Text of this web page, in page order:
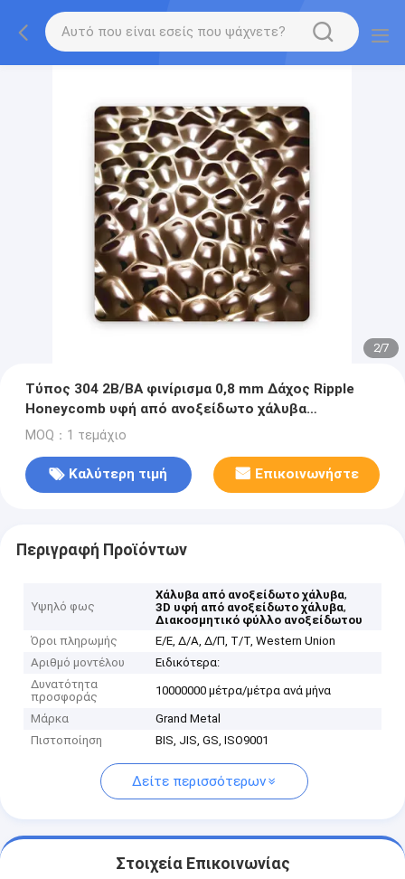
2/7
Τύπος 304 2B/BA φινίρισμα 0,8 mm Δάχος Ripple
Honeycomb υφή από ανοξείδωτο χάλυβα
αδιάβροχη μεταλλική πλάκα
MOQ：1 τεμάχιο
Καλύτερη τιμή Επικοινωνήστε
Περιγραφή Προϊόντων
Υψηλό φως
Χάλυβα από ανοξείδωτο χάλυβα,
3D υφή από ανοξείδωτο χάλυβα,
Διακοσμητικό φύλλο ανοξείδωτου
Όροι πληρωμής
Ε/Ε, Δ/Α, Δ/Π, Τ/Τ, Western Union
Αριθμό μοντέλου
Ειδικότερα:
Δυνατότητα
προσφοράς
10000000 μέτρα/μέτρα ανά μήνα
Μάρκα
Grand Metal
Πιστοποίηση
BIS, JIS, GS, ISO9001
Δείτε περισσότερων
Στοιχεία Επικοινωνίας